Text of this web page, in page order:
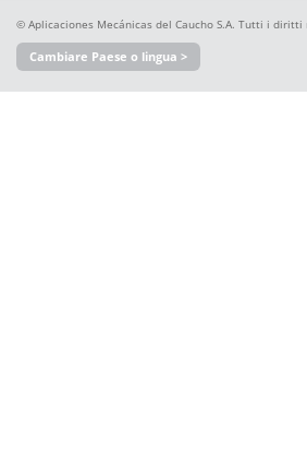
© Aplicaciones Mecánicas del Caucho S.A. Tutti i
Cambiare Paese o lingua >